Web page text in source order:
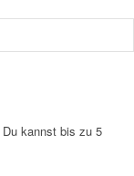
Du kannst bis zu 5